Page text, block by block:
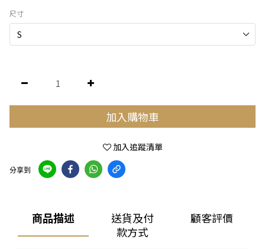
尺寸
加入購物車
加入追蹤清單
分享到
商品描述
送貨及付
款方式
顧客評價